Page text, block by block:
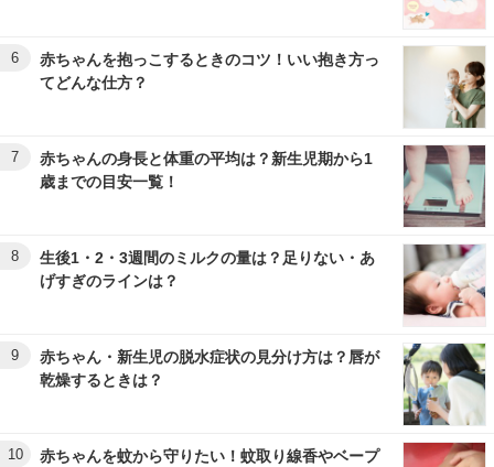
6
赤ちゃんを抱っこするときのコツ！いい抱き方っ
てどんな仕方？
7
赤ちゃんの身長と体重の平均は？新生児期から1
歳までの目安一覧！
8
生後1・2・3週間のミルクの量は？足りない・あ
げすぎのラインは？
9
赤ちゃん・新生児の脱水症状の見分け方は？唇が
乾燥するときは？
10
赤ちゃんを蚊から守りたい！蚊取り線香やベープ